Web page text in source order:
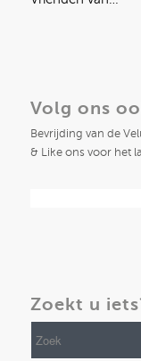
Volg ons
Bevrijding van de
& Like ons voor het
Zoekt u